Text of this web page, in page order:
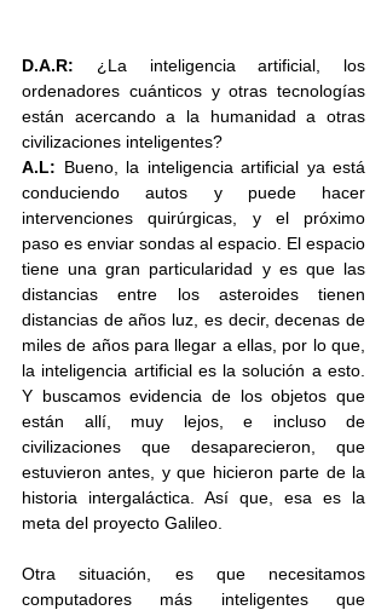
D.A.R: ¿La inteligencia artificial, los
ordenadores cuánticos y otras tecnologías
están acercando a la humanidad a otras
civilizaciones inteligentes?
A.L: Bueno, la inteligencia artificial ya está
conduciendo autos y puede hacer
intervenciones quirúrgicas, y el próximo
paso es enviar sondas al espacio. El espacio
tiene una gran particularidad y es que las
distancias entre los asteroides tienen
distancias de años luz, es decir, decenas de
miles de años para llegar a ellas, por lo que,
la inteligencia artificial es la solución a esto.
Y buscamos evidencia de los objetos que
están allí, muy lejos, e incluso de
civilizaciones que desaparecieron, que
estuvieron antes, y que hicieron parte de la
historia intergaláctica. Así que, esa es la
meta del proyecto Galileo.
Otra situación, es que necesitamos
computadores más inteligentes que